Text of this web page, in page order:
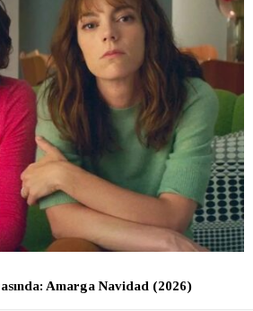
Amarga Navidad (2026)